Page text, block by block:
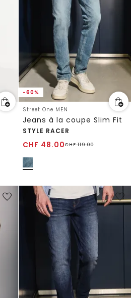
-60%
Street One MEN
Jeans à la coupe Slim Fit
STYLE RACER
CHF 48.00CHF119.00